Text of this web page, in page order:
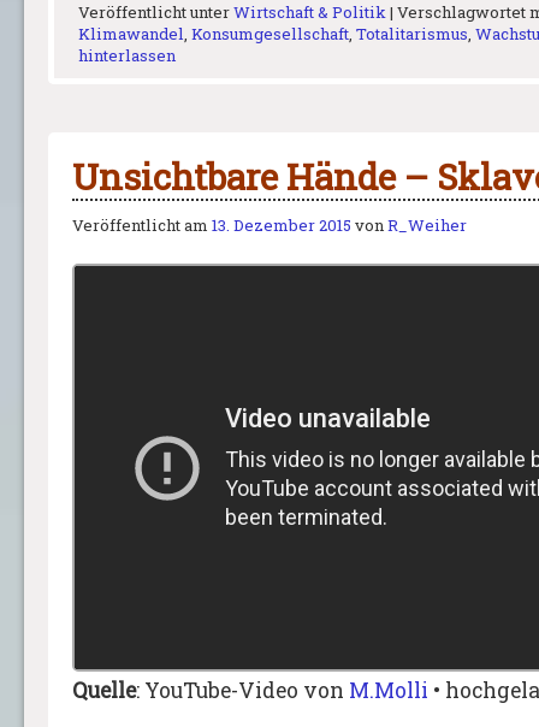
Veröffentlicht unterWirtschaft & Politik| Verschlagwortet
Klimawandel, Konsumgesellschaft, Totalitarismus,
hinterlassen
Unsichtbare Hände –
Veröffentlicht am 13. Dezember 2015 vonR_Weiher
Quelle: YouTube-Video von M.Molli •